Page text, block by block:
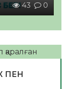
43 0
қаралған
ПЕН